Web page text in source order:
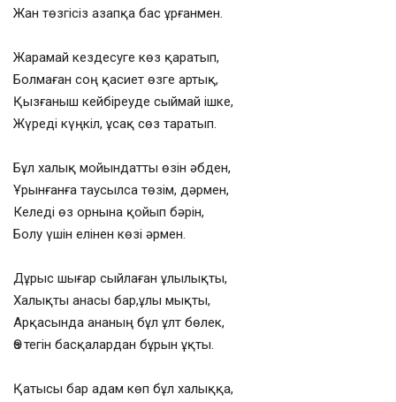
Жан төзгісіз азапқа бас ұрғанмен.
Жарамай кездесуге көз қаратып,
Болмаған соң қасиет өзге артық,
Қызғаныш кейбіреуде сыймай ішке,
Жүреді күңкіл, ұсақ сөз таратып.
Бұл халық мойындатты өзін әбден,
Ұрынғанға таусылса төзім, дәрмен,
Келеді өз орнына қойып бәрін,
Болу үшін елінен көзі әрмен.
Дұрыс шығар сыйлаған ұлылықты,
Халықты анасы бар,ұлы мықты,
Арқасында ананың бұл ұлт бөлек,
Өз тегін басқалардан бұрын ұқты.
Қатысы бар адам көп бұл халыққа,